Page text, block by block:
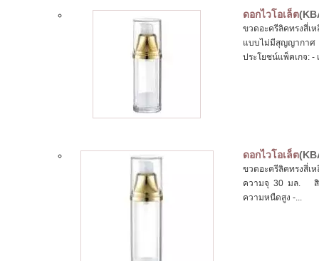
ดอกไวโอเล็ต
ขวดอะครีลิคทรงสี่เ
แบบไม่มีสุญญาก
ประโยชน์แพ็คเกจ: -
ดอกไวโอเล็ต
ขวดอะครีลิคทรง
ความจุ 30 มล. สิท
ความหนืดสูง -...